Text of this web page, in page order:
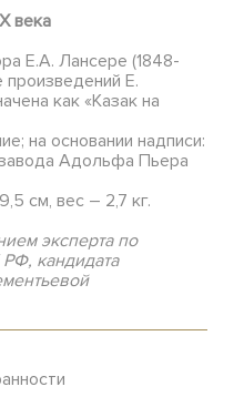
века
Е.А. Лансере (1848-
произведений Е.
как «Казак на
на основании надписи:
Адольфа Пьера
см, вес – 2,7 кг.
эксперта по
кандидата